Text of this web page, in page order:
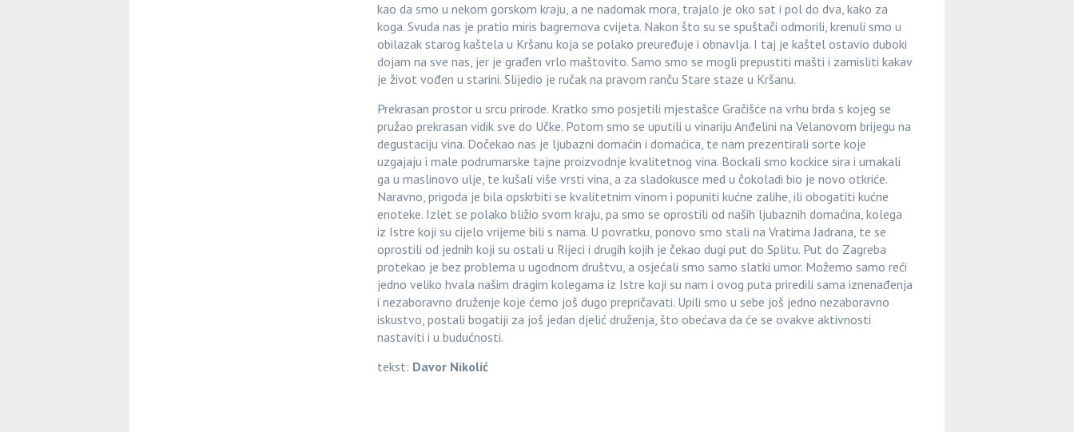
kao da smo u nekom gorskom kraju, a ne nadomak mora, trajalo je oko sat i pol do dva, kako za
koga. Svuda nas je pratio miris bagremova cvijeta. Nakon što su se spuštači odmorili, krenuli smo u
obilazak starog kaštela u Kršanu koja se polako preuređuje i obnavlja. I taj je kaštel ostavio duboki
dojam na sve nas, jer je građen vrlo maštovito. Samo smo se mogli prepustiti mašti i zamisliti kakav
je život vođen u starini. Slijedio je ručak na pravom ranču Stare staze u Kršanu.
Prekrasan prostor u srcu prirode. Kratko smo posjetili mjestašce Gračišće na vrhu brda s kojeg se
pružao prekrasan vidik sve do Učke. Potom smo se uputili u vinariju Anđelini na Velanovom brijegu na
degustaciju vina. Dočekao nas je ljubazni domaćin i domaćica, te nam prezentirali sorte koje
uzgajaju i male podrumarske tajne proizvodnje kvalitetnog vina. Bockali smo kockice sira i umakali
ga u maslinovo ulje, te kušali više vrsti vina, a za sladokusce med u čokoladi bio je novo otkriće.
Naravno, prigoda je bila opskrbiti se kvalitetnim vinom i popuniti kućne zalihe, ili obogatiti kućne
enoteke. Izlet se polako bližio svom kraju, pa smo se oprostili od naših ljubaznih domaćina, kolega
iz Istre koji su cijelo vrijeme bili s nama. U povratku, ponovo smo stali na Vratima Jadrana, te se
oprostili od jednih koji su ostali u Rijeci i drugih kojih je čekao dugi put do Splitu. Put do Zagreba
protekao je bez problema u ugodnom društvu, a osjećali smo samo slatki umor. Možemo samo reći
jedno veliko hvala našim dragim kolegama iz Istre koji su nam i ovog puta priredili sama iznenađenja
i nezaboravno druženje koje ćemo još dugo prepričavati. Upili smo u sebe još jedno nezaboravno
iskustvo, postali bogatiji za još jedan djelić druženja, što obećava da će se ovakve aktivnosti
nastaviti i u budućnosti.
tekst: Davor Nikolić